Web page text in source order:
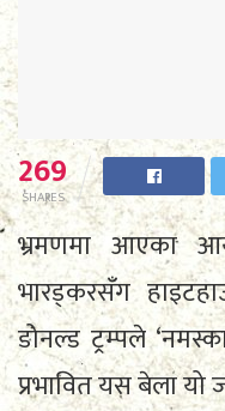
269
SHARES
भ्रमणमा आएका
भारड्करसँग
डोनल्ड ट्रम्पले
प्रभावित यस बेला यो